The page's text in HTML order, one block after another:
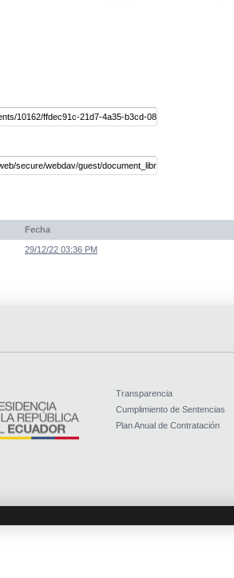
Fecha
29/12/22 03:36 PM
Transparencia
Cumplimiento de Sentencias
Plan Anual de Contratación